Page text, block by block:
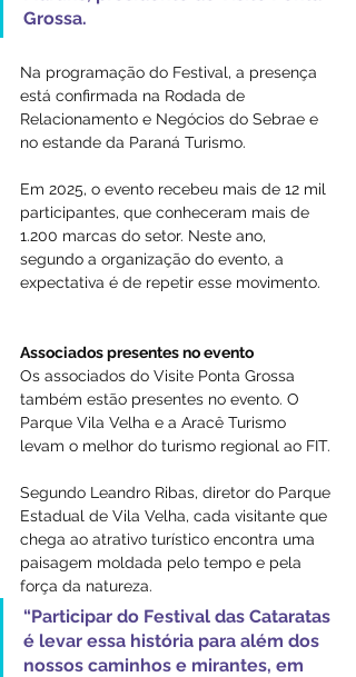
Grossa.
Na programação do Festival, a presença
está confirmada na Rodada de
Relacionamento e Negócios do Sebrae e
no estande da Paraná Turismo.
Em 2025, o evento recebeu mais de 12 mil
participantes, que conheceram mais de
1.200 marcas do setor. Neste ano,
segundo a organização do evento, a
expectativa é de repetir esse movimento.
Associados presentes no evento
Os associados do Visite Ponta Grossa
também estão presentes no evento. O
Parque Vila Velha e a Aracê Turismo
levam o melhor do turismo regional ao FIT.
Segundo Leandro Ribas, diretor do Parque
Estadual de Vila Velha, cada visitante que
chega ao atrativo turístico encontra uma
paisagem moldada pelo tempo e pela
força da natureza.
“Participar do Festival das Cataratas
é levar essa história para além dos
nossos caminhos e mirantes, em